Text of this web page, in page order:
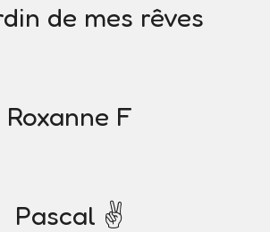
de mes rêves
Roxanne F
Pascal ✌️